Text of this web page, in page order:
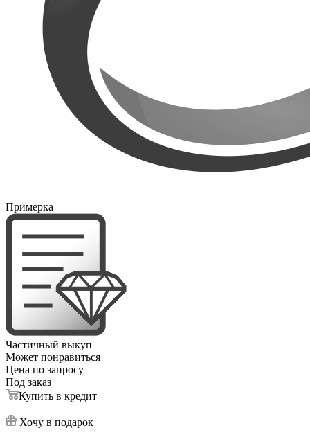
Примерка
Частичный выкуп
Может понравиться
Цена по запросу
Под заказ
Купить в кредит
Хочу в подарок